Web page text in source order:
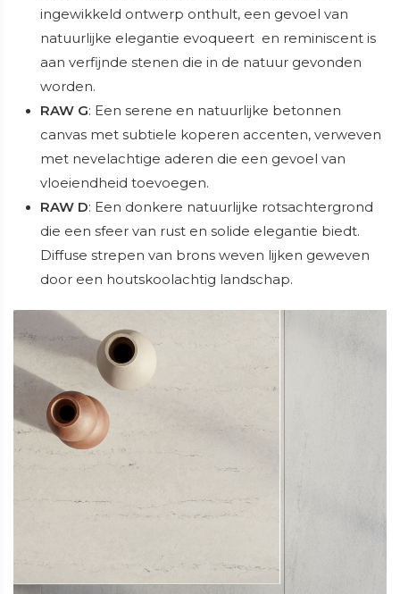
ingewikkeld ontwerp onthult, een gevoel van
natuurlijke elegantie evoqueert en reminiscent is
aan verfijnde stenen die in de natuur gevonden
worden.
RAW G: Een serene en natuurlijke betonnen
canvas met subtiele koperen accenten, verweven
met nevelachtige aderen die een gevoel van
vloeiendheid toevoegen.
RAW D: Een donkere natuurlijke rotsachtergrond
die een sfeer van rust en solide elegantie biedt.
Diffuse strepen van brons weven lijken geweven
door een houtskoolachtig landschap.